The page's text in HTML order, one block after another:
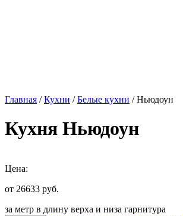
Главная /Кухни /Белые кухни / Ньюдоун
Кухня Ньюдоун
Цена:
от 26633 руб.
за метр в длину верха и низа гарнитура